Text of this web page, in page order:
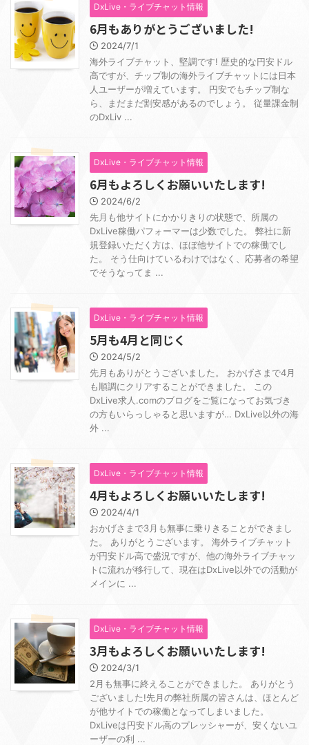
DxLive・ライブチャット情報
6月もありがとうございました!
2024/7/1
海外ライブチャット、堅調です! 歴史的な円安ドル
高ですが、チップ制の海外ライブチャットには日本
人ユーザーが増えています。 円安でもチップ制な
ら、まだまだ割安感があるのでしょう。 従量課金制
のDxLiv ...
DxLive・ライブチャット情報
6月もよろしくお願いいたします!
2024/6/2
先月も他サイトにかかりきりの状態で、所属の
DxLive稼働パフォーマーは少数でした。 弊社に新
規登録いただく方は、ほぼ他サイトでの稼働でし
た。 そう仕向けているわけではなく、応募者の希望
でそうなってま ...
DxLive・ライブチャット情報
5月も4月と同じく
2024/5/2
先月もありがとうございました。 おかげさまで4月
も順調にクリアすることができました。 この
DxLive求人.comのブログをご覧になってお気づき
の方もいらっしゃると思いますが… DxLive以外の海
外 ...
DxLive・ライブチャット情報
4月もよろしくお願いいたします!
2024/4/1
おかげさまで3月も無事に乗りきることができまし
た。 ありがとうございます。 海外ライブチャット
が円安ドル高で盛況ですが、他の海外ライブチャッ
トに流れが移行して、現在はDxLive以外での活動が
メインに ...
DxLive・ライブチャット情報
3月もよろしくお願いいたします!
2024/3/1
2月も無事に終えることができました。 ありがとう
ございました!先月の弊社所属の皆さんは、ほとんど
が他サイトでの稼働となってしまいました。
DxLiveは円安ドル高のプレッシャーが、安くないユ
ーザーの利 ...